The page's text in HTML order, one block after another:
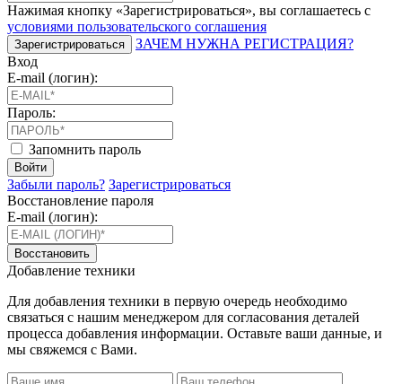
Нажимая кнопку «Зарегистрироваться», вы соглашаетесь с
условиями пользовательского соглашения
Зарегистрироваться
ЗАЧЕМ НУЖНА РЕГИСТРАЦИЯ?
Вход
E-mail (логин):
Пароль:
Запомнить пароль
Войти
Забыли пароль? Зарегистрироваться
Восстановление пароля
E-mail (логин):
Восстановить
Добавление техники
Для добавления техники в первую очередь необходимо
связаться с нашим менеджером для согласования деталей
процесса добавления информации. Оставьте ваши данные, и
мы свяжемся с Вами.